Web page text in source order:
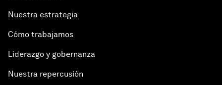
Nuestra estrategia
Cómo trabajamos
Liderazgo y gobernanza
Nuestra repercusión